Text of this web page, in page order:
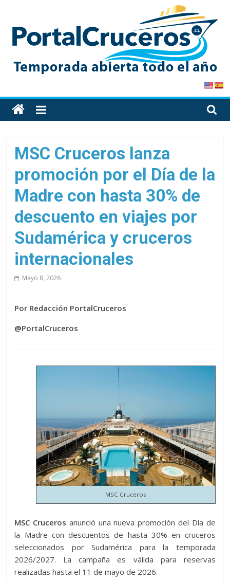
content
PortalCruceros
Toda
la
de
cruceros
en
un
solo
sitio
MSC Cruceros lanza
promoción por el Día de la
Madre con hasta 30% de
descuento en viajes por
Sudamérica y cruceros
internacionales
Mayo 8, 2026
Por Redacción PortalCruceros
@PortalCruceros
MSC Cruceros
MSC Cruceros anunció una nueva promoción del Día de
la Madre con descuentos de hasta 30% en cruceros
seleccionados por Sudamérica para la temporada
2026/2027. La campaña es válida para reservas
realizadas hasta el 11 de mayo de 2026.